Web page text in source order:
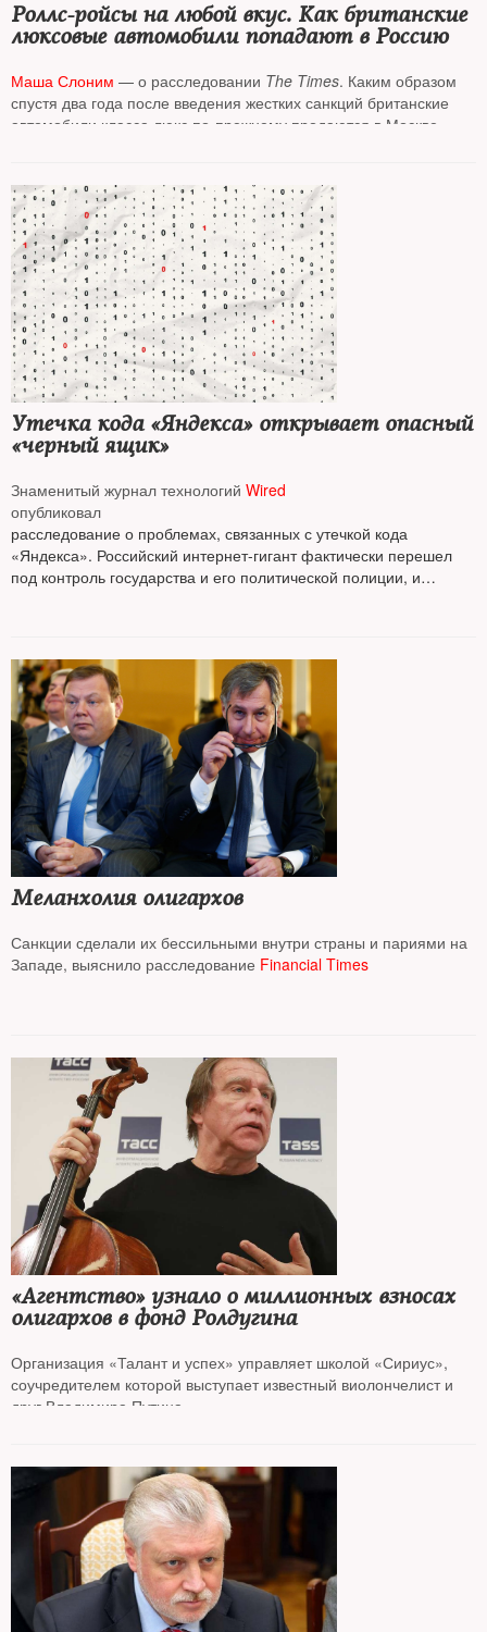
Роллс-ройсы на любой вкус. Как британские
люксовые автомобили попадают в Россию
Маша Слоним — о расследовании The Times. Каким образом
спустя два года после введения жестких санкций британские
автомобили класса люкс по-прежнему продаются в Москве
Утечка кода «Яндекса» открывает опасный
«черный ящик»
Знаменитый журнал технологий Wired
опубликовал
расследование о проблемах, связанных с утечкой кода
«Яндекса». Российский интернет-гигант фактически перешел
под контроль государства и его политической полиции, и
Меланхолия олигархов
Санкции сделали их бессильными внутри страны и париями на
Западе, выяснило расследование Financial Times
«Агентство» узнало о миллионных взносах
олигархов в фонд Ролдугина
Организация «Талант и успех» управляет школой «Сириус»,
соучредителем которой выступает известный виолончелист и
друг Владимира Путина